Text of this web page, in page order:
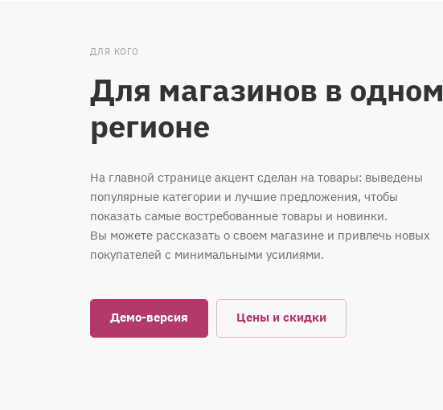
ДЛЯ КОГО
Для магазинов в одном
регионе
На главной странице акцент сделан на товары: выведены
популярные категории и лучшие предложения, чтобы
показать самые востребованные товары и новинки.
Вы можете рассказать о своем магазине и привлечь новых
покупателей с минимальными усилиями.
Демо-версия Цены и скидки